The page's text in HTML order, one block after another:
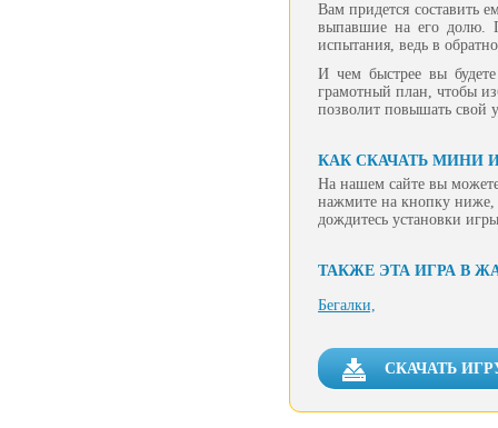
Вам придется составить
выпавшие на его долю.
испытания, ведь в
И чем быстрее вы будете
грамотный план, чтобы
позволит повышать свой
КАК СКАЧАТЬ МИНИ
На нашем сайте вы
нажмите на кнопку ниже,
дождитесь установки
ТАКЖЕ ЭТА ИГРА В
Бегалки,
СКАЧАТЬ